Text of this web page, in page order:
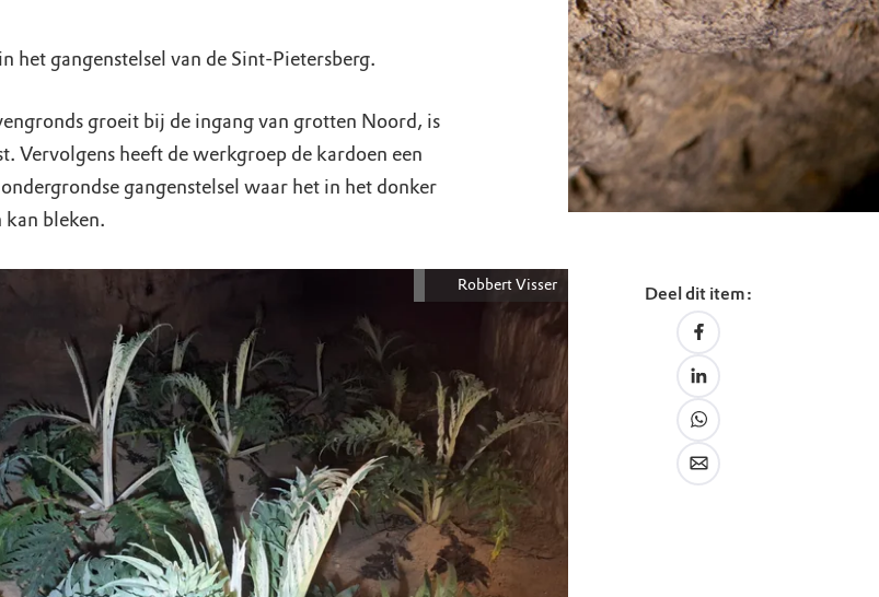
het gangenstelsel van de Sint-Pietersberg.
groeit bij de ingang van grotten Noord, is
Vervolgens heeft de werkgroep de kardoen een
gangenstelsel waar het in het donker
kan bleken.
Robbert Visser Deel dit item: